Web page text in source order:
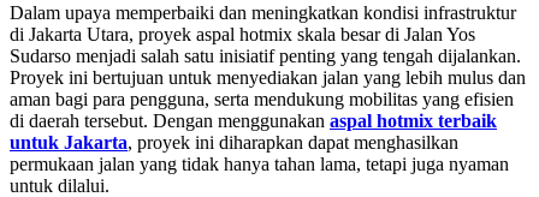
Dalam upaya memperbaiki dan meningkatkan kondisi infrastruktur
di Jakarta Utara, proyek aspal hotmix skala besar di Jalan Yos
Sudarso menjadi salah satu inisiatif penting yang tengah dijalankan.
Proyek ini bertujuan untuk menyediakan jalan yang lebih mulus dan
aman bagi para pengguna, serta mendukung mobilitas yang efisien
di daerah tersebut. Dengan menggunakan aspal hotmix terbaik
untuk Jakarta, proyek ini diharapkan dapat menghasilkan
permukaan jalan yang tidak hanya tahan lama, tetapi juga nyaman
untuk dilalui.